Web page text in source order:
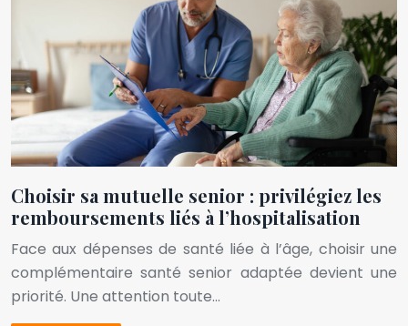
Choisir sa mutuelle senior : privilégiez les
remboursements liés à l’hospitalisation
Face aux dépenses de santé liée à l’âge, choisir une
complémentaire santé senior adaptée devient une
priorité. Une attention toute…